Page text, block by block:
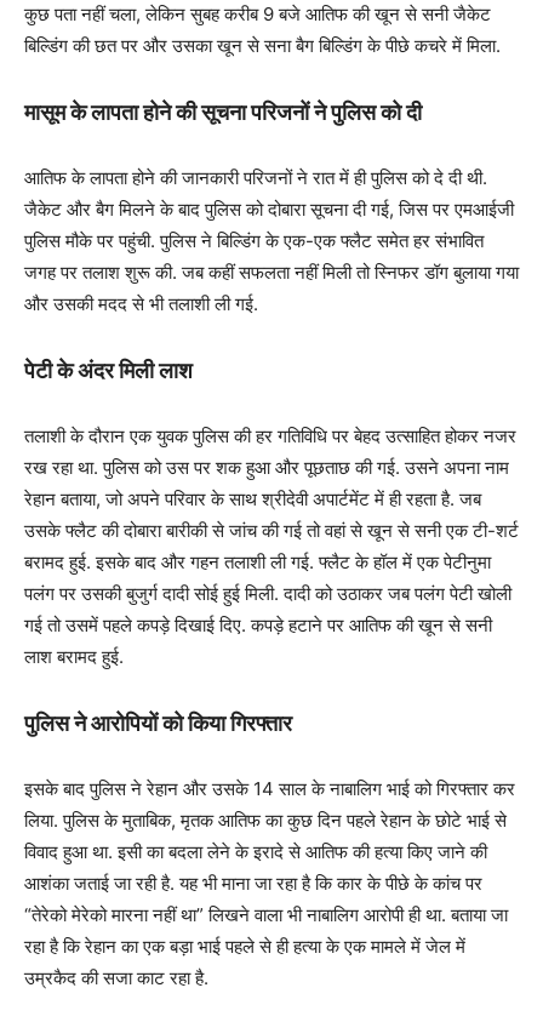
कुछ पता नहीं चला, लेकिन सुबह करीब 9 बजे आतिफ की खून से सनी जैकेट
बिल्डिंग की छत पर और उसका खून से सना बैग बिल्डिंग के पीछे कचरे में मिला.
मासूम के लापता होने की सूचना परिजनों ने पुलिस को दी
आतिफ के लापता होने की जानकारी परिजनों ने रात में ही पुलिस को दे दी थी.
जैकेट और बैग मिलने के बाद पुलिस को दोबारा सूचना दी गई, जिस पर एमआईजी
पुलिस मौके पर पहुंची. पुलिस ने बिल्डिंग के एक-एक फ्लैट समेत हर संभावित
जगह पर तलाश शुरू की. जब कहीं सफलता नहीं मिली तो स्निफर डॉग बुलाया गया
और उसकी मदद से भी तलाशी ली गई.
पेटी के अंदर मिली लाश
तलाशी के दौरान एक युवक पुलिस की हर गतिविधि पर बेहद उत्साहित होकर नजर
रख रहा था. पुलिस को उस पर शक हुआ और पूछताछ की गई. उसने अपना नाम
रेहान बताया, जो अपने परिवार के साथ श्रीदेवी अपार्टमेंट में ही रहता है. जब
उसके फ्लैट की दोबारा बारीकी से जांच की गई तो वहां से खून से सनी एक टी-शर्ट
बरामद हुई. इसके बाद और गहन तलाशी ली गई. फ्लैट के हॉल में एक पेटीनुमा
पलंग पर उसकी बुजुर्ग दादी सोई हुई मिली. दादी को उठाकर जब पलंग पेटी खोली
गई तो उसमें पहले कपड़े दिखाई दिए. कपड़े हटाने पर आतिफ की खून से सनी
लाश बरामद हुई.
पुलिस ने आरोपियों को किया गिरफ्तार
इसके बाद पुलिस ने रेहान और उसके 14 साल के नाबालिग भाई को गिरफ्तार कर
लिया. पुलिस के मुताबिक, मृतक आतिफ का कुछ दिन पहले रेहान के छोटे भाई से
विवाद हुआ था. इसी का बदला लेने के इरादे से आतिफ की हत्या किए जाने की
आशंका जताई जा रही है. यह भी माना जा रहा है कि कार के पीछे के कांच पर
“तेरेको मेरेको मारना नहीं था” लिखने वाला भी नाबालिग आरोपी ही था. बताया जा
रहा है कि रेहान का एक बड़ा भाई पहले से ही हत्या के एक मामले में जेल में
उम्रकैद की सजा काट रहा है.